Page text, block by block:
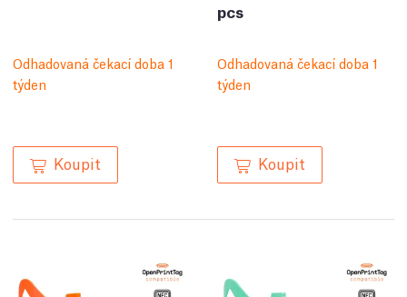
Odhadovaná čekací doba 1
týden
Koupit
pcs
Odhadovaná čekací doba 1
týden
Koupit